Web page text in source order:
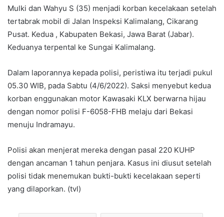
Mulki dan Wahyu S (35) menjadi korban kecelakaan setelah
tertabrak mobil di Jalan Inspeksi Kalimalang, Cikarang
Pusat. Kedua , Kabupaten Bekasi, Jawa Barat (Jabar).
Keduanya terpental ke Sungai Kalimalang.
Dalam laporannya kepada polisi, peristiwa itu terjadi pukul
05.30 WIB, pada Sabtu (4/6/2022). Saksi menyebut kedua
korban enggunakan motor Kawasaki KLX berwarna hijau
dengan nomor polisi F-6058-FHB melaju dari Bekasi
menuju Indramayu.
Polisi akan menjerat mereka dengan pasal 220 KUHP
dengan ancaman 1 tahun penjara. Kasus ini diusut setelah
polisi tidak menemukan bukti-bukti kecelakaan seperti
yang dilaporkan. (tvl)